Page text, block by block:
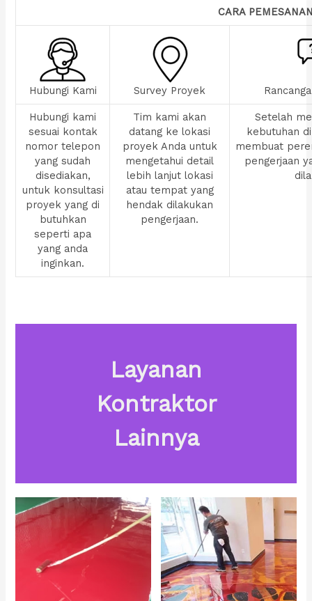
CARA
Hubungi Kami Survey Proyek
Hubungi kami
sesuai kontak
nomor telepon
yang sudah
disediakan,
untuk konsultasi
proyek yang di
butuhkan
seperti apa
yang anda
inginkan.
Tim kami akan
datang ke lokasi
proyek Anda untuk
mengetahui detail
lebih lanjut lokasi
atau tempat yang
hendak dilakukan
pengerjaan.
Setelah
kebutuhan
membuat
pengerjaan
Layanan
Kontraktor
Lainnya